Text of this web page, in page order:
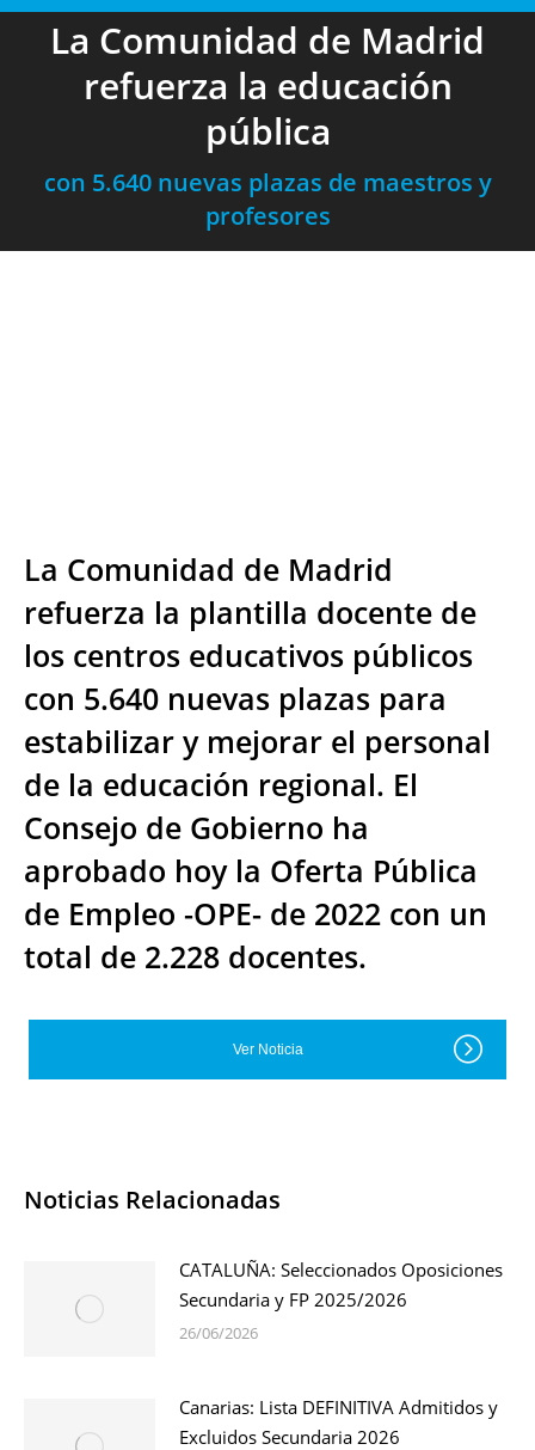
La Comunidad de Madrid
refuerza la educación
pública
con 5.640 nuevas plazas de maestros y
profesores
La Comunidad de Madrid
refuerza la plantilla docente de
los centros educativos públicos
con 5.640 nuevas plazas para
estabilizar y mejorar el personal
de la educación regional. El
Consejo de Gobierno ha
aprobado hoy la Oferta Pública
de Empleo -OPE- de 2022 con un
total de 2.228 docentes.
Ver Noticia
Noticias Relacionadas
CATALUÑA: Seleccionados Oposiciones
Secundaria y FP 2025/2026
26/06/2026
Canarias: Lista DEFINITIVA Admitidos y
Excluidos Secundaria 2026